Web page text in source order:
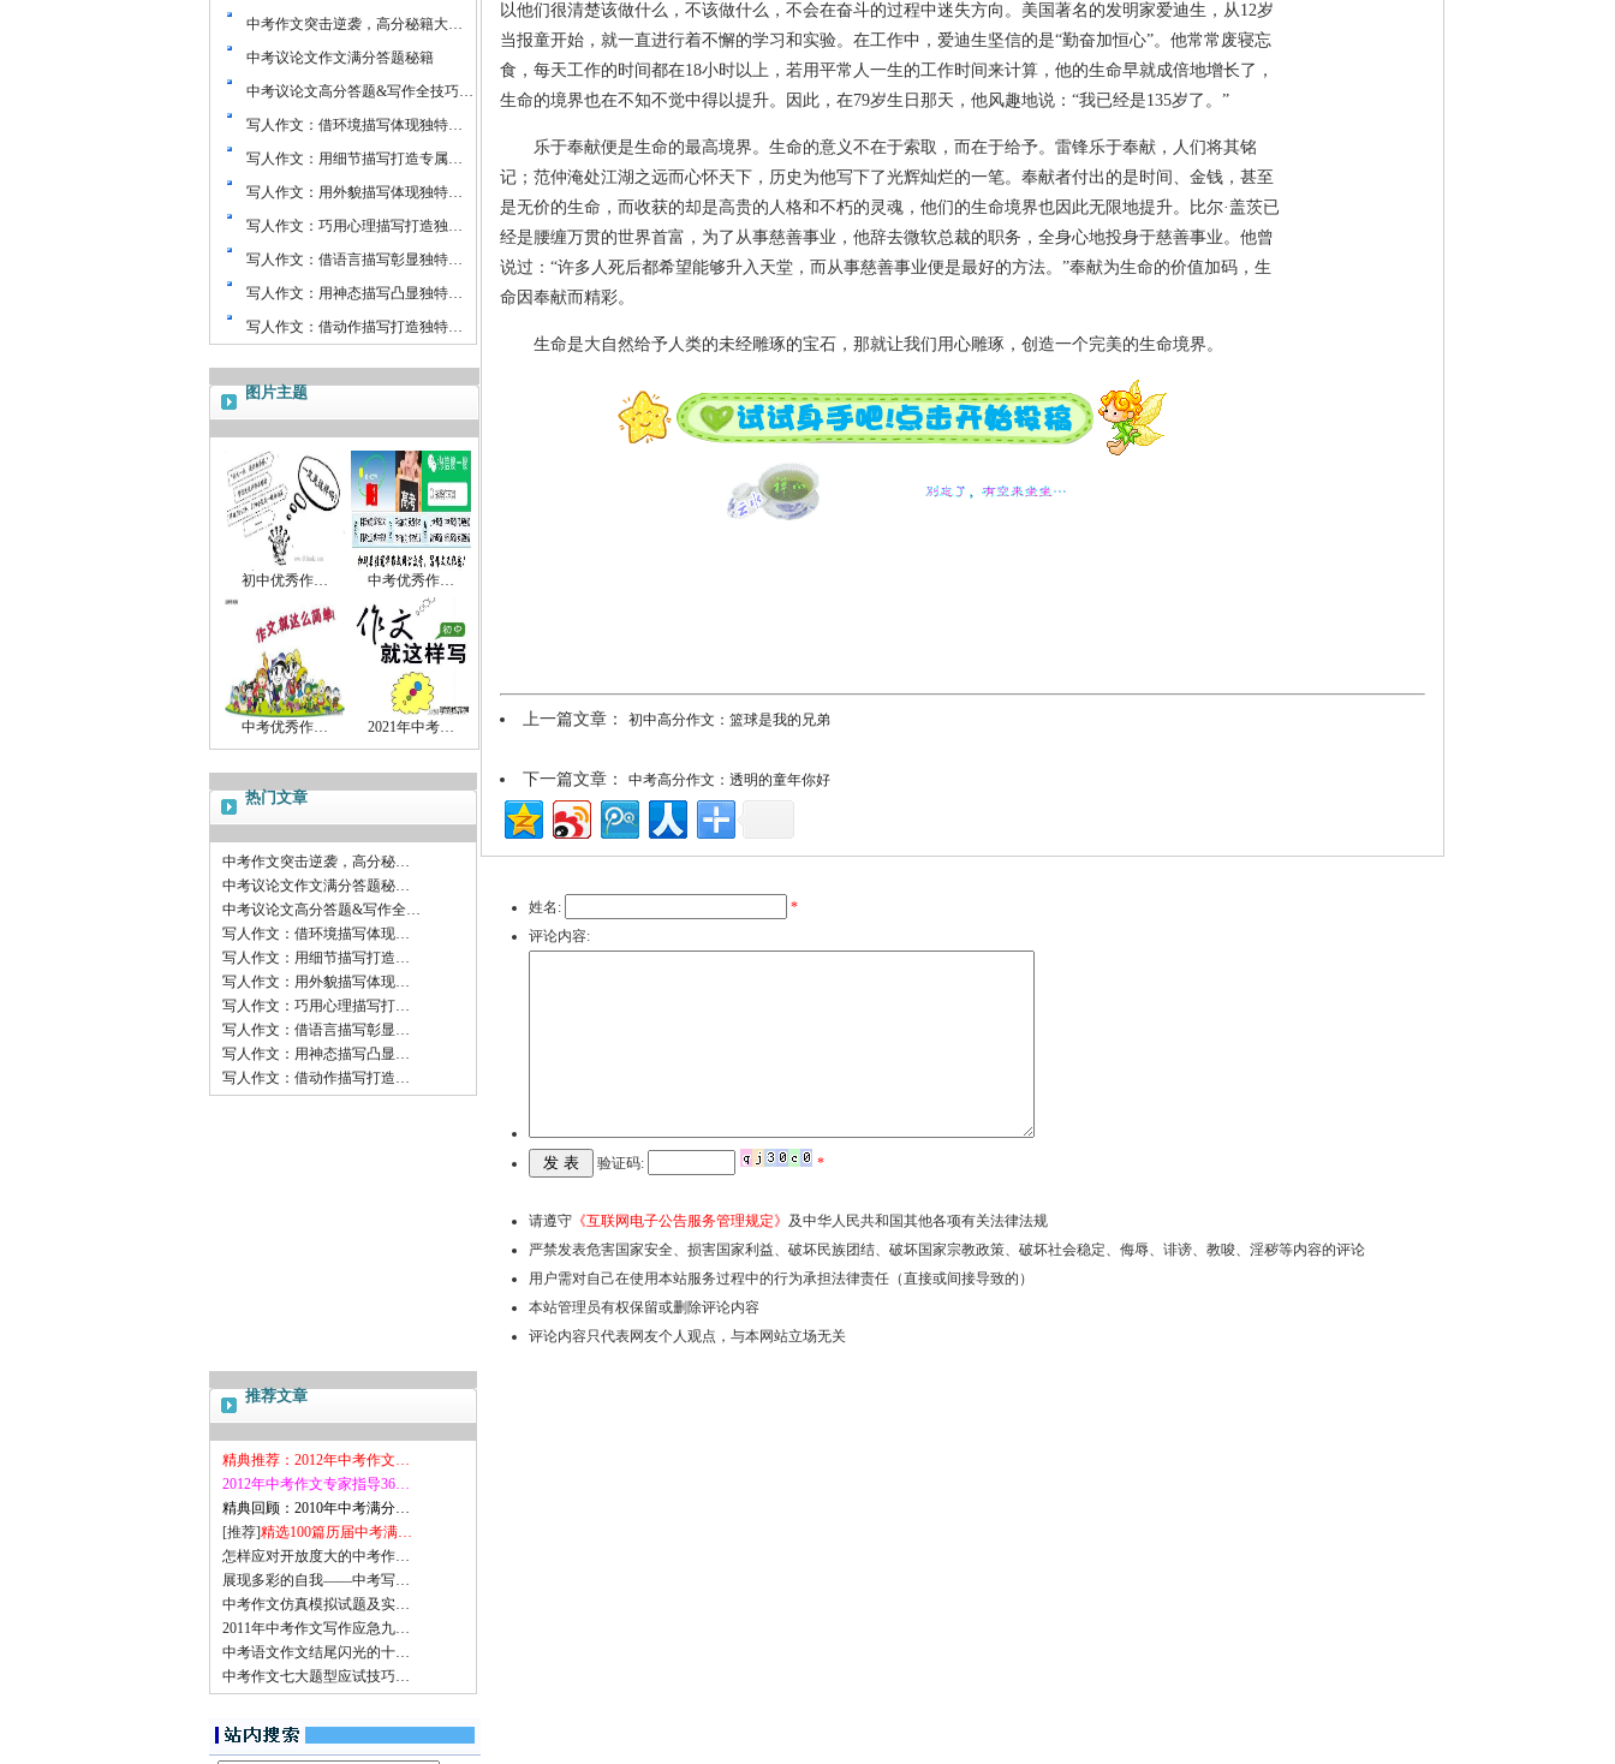
中考作文突击逆袭，高分秘籍大…
中考议论文作文满分答题秘籍
中考议论文高分答题&写作全技巧…
写人作文：借环境描写体现独特…
写人作文：用细节描写打造专属…
写人作文：用外貌描写体现独特…
写人作文：巧用心理描写打造独…
写人作文：借语言描写彰显独特…
写人作文：用神态描写凸显独特…
写人作文：借动作描写打造独特…
图片主题
初中优秀作… 中考优秀作…
中考优秀作… 2021年中考…
热门文章
中考作文突击逆袭，高分秘…
中考议论文作文满分答题秘…
中考议论文高分答题&写作全…
写人作文：借环境描写体现…
写人作文：用细节描写打造…
写人作文：用外貌描写体现…
写人作文：巧用心理描写打…
写人作文：借语言描写彰显…
写人作文：用神态描写凸显…
写人作文：借动作描写打造…
推荐文章
精典推荐：2012年中考作文…
2012年中考作文专家指导36…
精典回顾：2010年中考满分…
[推荐]精选100篇历届中考满…
怎样应对开放度大的中考作…
展现多彩的自我——中考写…
中考作文仿真模拟试题及实…
2011年中考作文写作应急九…
中考语文作文结尾闪光的十…
中考作文七大题型应试技巧…
以他们很清楚该做什么，不该做什么，不会在奋斗的过程中迷失方向。美国著名的发明家爱迪生，从12岁
当报童开始，就一直进行着不懈的学习和实验。在工作中，爱迪生坚信的是“勤奋加恒心”。他常常废寝忘
食，每天工作的时间都在18小时以上，若用平常人一生的工作时间来计算，他的生命早就成倍地增长了，
生命的境界也在不知不觉中得以提升。因此，在79岁生日那天，他风趣地说：“我已经是135岁了。”
乐于奉献便是生命的最高境界。生命的意义不在于索取，而在于给予。雷锋乐于奉献，人们将其铭
记；范仲淹处江湖之远而心怀天下，历史为他写下了光辉灿烂的一笔。奉献者付出的是时间、金钱，甚至
是无价的生命，而收获的却是高贵的人格和不朽的灵魂，他们的生命境界也因此无限地提升。比尔·盖茨已
经是腰缠万贯的世界首富，为了从事慈善事业，他辞去微软总裁的职务，全身心地投身于慈善事业。他曾
说过：“许多人死后都希望能够升入天堂，而从事慈善事业便是最好的方法。”奉献为生命的价值加码，生
命因奉献而精彩。
生命是大自然给予人类的未经雕琢的宝石，那就让我们用心雕琢，创造一个完美的生命境界。
上一篇文章： 初中高分作文：篮球是我的兄弟
下一篇文章： 中考高分作文：透明的童年你好
姓名:
*
评论内容:
验证码: *
请遵守《互联网电子公告服务管理规定》 及中华人民共和国其他各项有关法律法规
严禁发表危害国家安全、损害国家利益、破坏民族团结、破坏国家宗教政策、破坏社会稳定、侮辱、诽谤、教唆、淫秽等内容的评论
用户需对自己在使用本站服务过程中的行为承担法律责任（直接或间接导致的）
本站管理员有权保留或删除评论内容
评论内容只代表网友个人观点，与本网站立场无关